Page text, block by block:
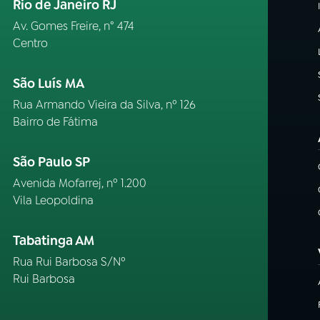
Rio de Janeiro RJ
Av. Gomes Freire, n° 474
Centro
São Luís MA
Rua Armando Vieira da Silva, nº 126
Bairro de Fátima
São Paulo SP
Avenida Mofarrej, nº 1.200
Vila Leopoldina
Tabatinga AM
Rua Rui Barbosa S/Nº
Rui Barbosa